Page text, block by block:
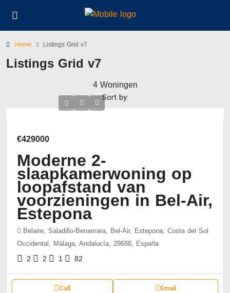
Home Listings Grid v7
Listings Grid v7
4 Woningen
Sort by:
€429000
Moderne 2-
slaapkamerwoning op
loopafstand van
voorzieningen in Bel-Air,
Estepona
Belaire, Saladillo-Benamara, Bel-Air, Estepona, Costa del Sol
Occidental, Málaga, Andalucía, 29688, España
2 2 1 82
Call Email